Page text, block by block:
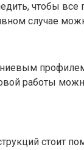
чтобы
случае
работы
стоит